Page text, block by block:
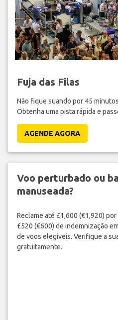
Fuja das Filas
Não fique suando por 45
Obtenha uma pista rápida e
AGENDE AGORA
Voo perturbado ou
manuseada?
Reclame até £1,600 (€1,920)
£520 (€600) de indemnização
de voos elegíveis. Verifique a
gratuitamente.